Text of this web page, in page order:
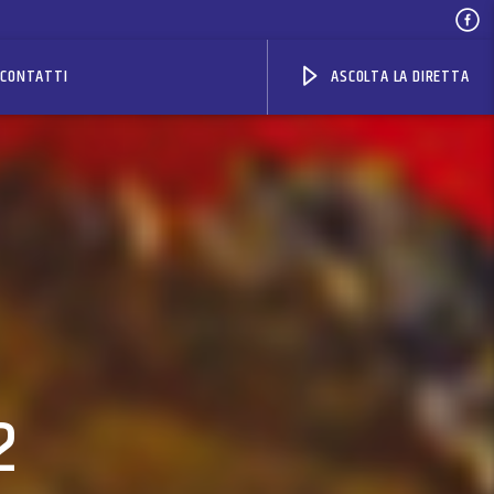
CONTATTI ASCOLTA LA DIRETTA